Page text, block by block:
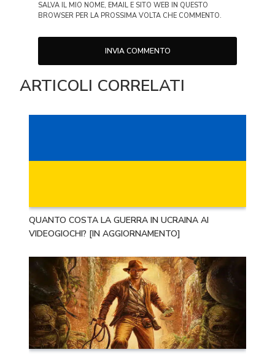
SALVA IL MIO NOME, EMAIL E SITO WEB IN QUESTO
BROWSER PER LA PROSSIMA VOLTA CHE COMMENTO.
ARTICOLI CORRELATI
QUANTO COSTA LA GUERRA IN UCRAINA AI
VIDEOGIOCHI? [IN AGGIORNAMENTO]